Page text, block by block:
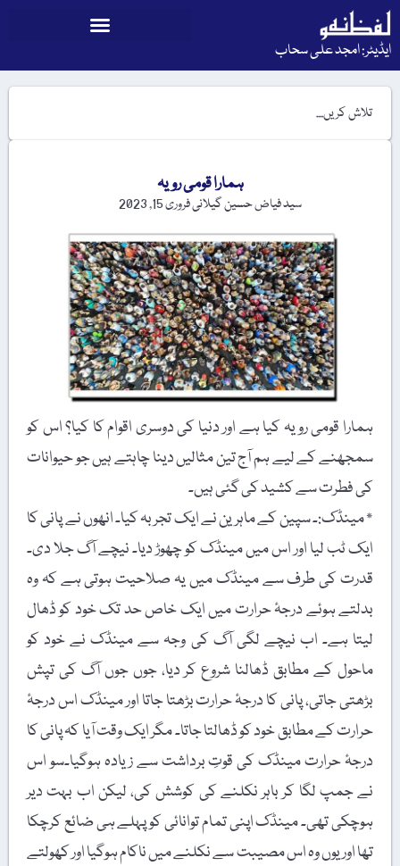
ایڈیٹر: امجد علی سحاب
ہمارا قومی رویہ
سید فیاض حسین گیلانیفروری 15, 2023
ہمارا قومی رویہ کیا ہے اور دنیا کی دوسری اقوام کا کیا؟ اس کو
سمجھنے کے لیے ہم آج تین مثالیں دینا چاہتے ہیں جو حیوانات
کی فطرت سے کشید کی گئی ہیں۔
٭ مینڈک:۔ سپین کے ماہرین نے ایک تجربہ کیا۔ انھوں نے پانی کا
ایک ٹب لیا اور اس میں مینڈک کو چھوڑ دیا۔ نیچے آگ جلا دی۔
قدرت کی طرف سے مینڈک میں یہ صلاحیت ہوتی ہے کہ وہ
بدلتے ہوئے درجۂ حرارت میں ایک خاص حد تک خود کو ڈھال
لیتا ہے۔ اب نیچے لگی آگ کی وجہ سے مینڈک نے خود کو
ماحول کے مطابق ڈھالنا شروع کر دیا، جوں جوں آگ کی تپش
بڑھتی جاتی، پانی کا درجۂ حرارت بڑھتا جاتا اور مینڈک اس درجۂ
حرارت کے مطابق خود کو ڈھالتا جاتا۔ مگر ایک وقت آیا کہ پانی کا
درجۂ حرارت مینڈک کی قوتِ برداشت سے زیادہ ہوگیا۔سو اس
نے جمپ لگا کر باہر نکلنے کی کوشش کی، لیکن اب بہت دیر
ہوچکی تھی۔ مینڈک اپنی تمام توانائی کو پہلے ہی ضائع کرچکا
تھا اور یوں وہ اس مصیبت سے نکلنے میں ناکام ہوگیا اور کھولتے